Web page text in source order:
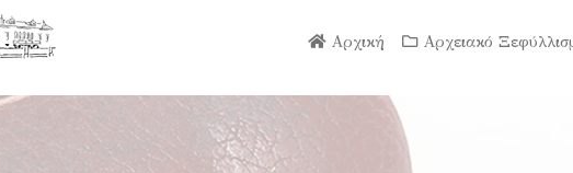
Αρχική Αρχειακό